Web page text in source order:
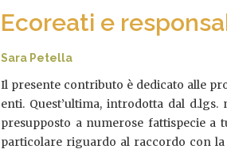
Ecoreati e
Sara Petella
Il presente contributo è dedicato alle
enti. Quest’ultima, introdotta dal d.lgs.
presupposto a numerose fattispecie a
particolare riguardo al raccordo con